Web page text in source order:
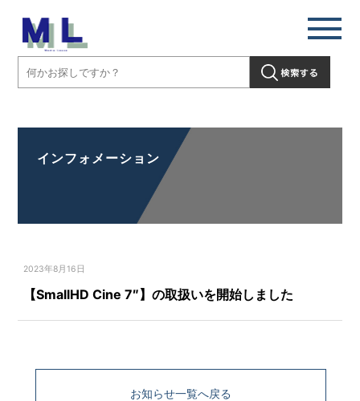
インフォメーション
2023年8月16日
【SmallHD Cine 7″】の取扱いを開始しました
お知らせ一覧へ戻る